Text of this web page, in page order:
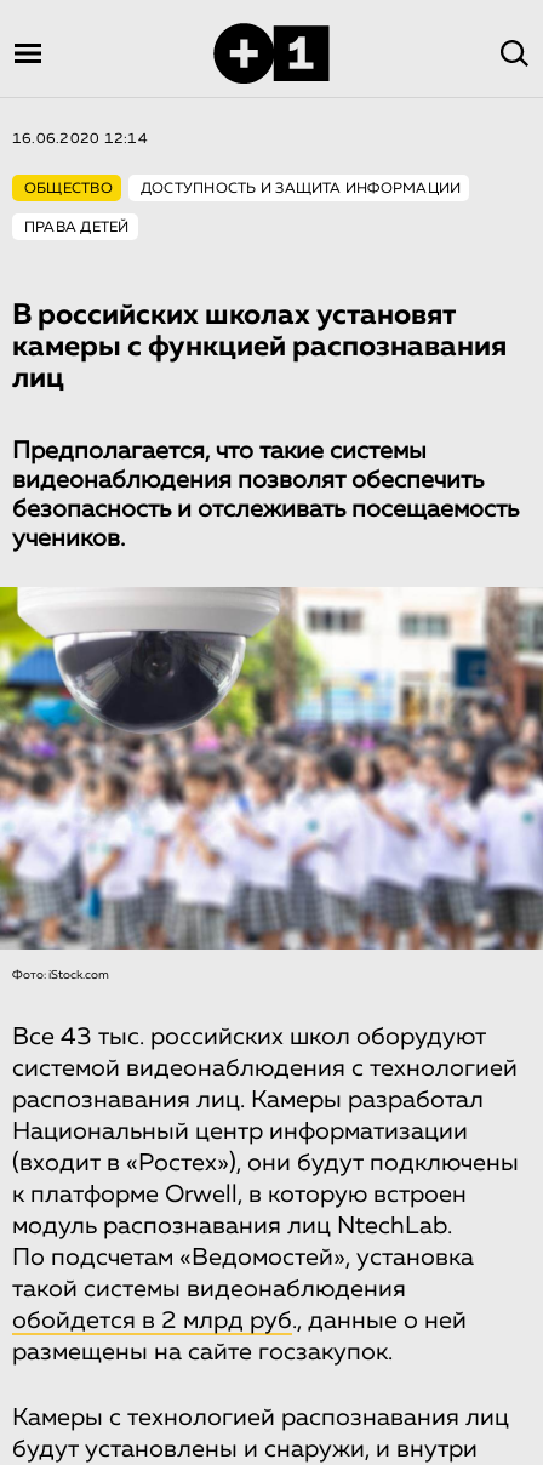
16.06.2020 12:14
ОБЩЕСТВО ДОСТУПНОСТЬ И ЗАЩИТА ИНФОРМАЦИИ
ПРАВА ДЕТЕЙ
В россий­ских школах установят
камеры с функцией распознавания
лиц
Предполагается, что такие системы
видеонаблюдения позволят обеспечить
безопасность и отслеживать посещаемость
учеников.
Фото: iStock.com
Все 43 тыс. российских школ оборудуют
системой видеонаблюдения с технологией
распознавания лиц. Камеры разработал
Национальный центр информатизации
(входит в «Ростех»), они будут подключены
к платформе Orwell, в которую встроен
модуль распознавания лиц NtechLab.
По подсчетам «Ведомостей», установка
такой системы видеонаблюдения
обойдется в 2 млрд руб., данные о ней
размещены на сайте госзакупок.
Камеры с технологией распознавания лиц
будут установлены и снаружи, и внутри